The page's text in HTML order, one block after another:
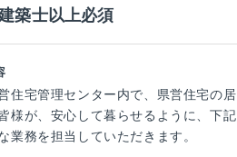
より安心の住まいづくりを行っていま
生する場合は本人の希望や家庭事情
態について】
者や建方施工を委託している積水ハウ
ループを包括する業務となります。
置技術者（監理技術者、主任技術者）
主に現場で品質・安全管理に従事する
築士以上必須
住宅管理センター内で、県営住宅の居
様が、安心して暮らせるように、下記
業務を担当していただきます。